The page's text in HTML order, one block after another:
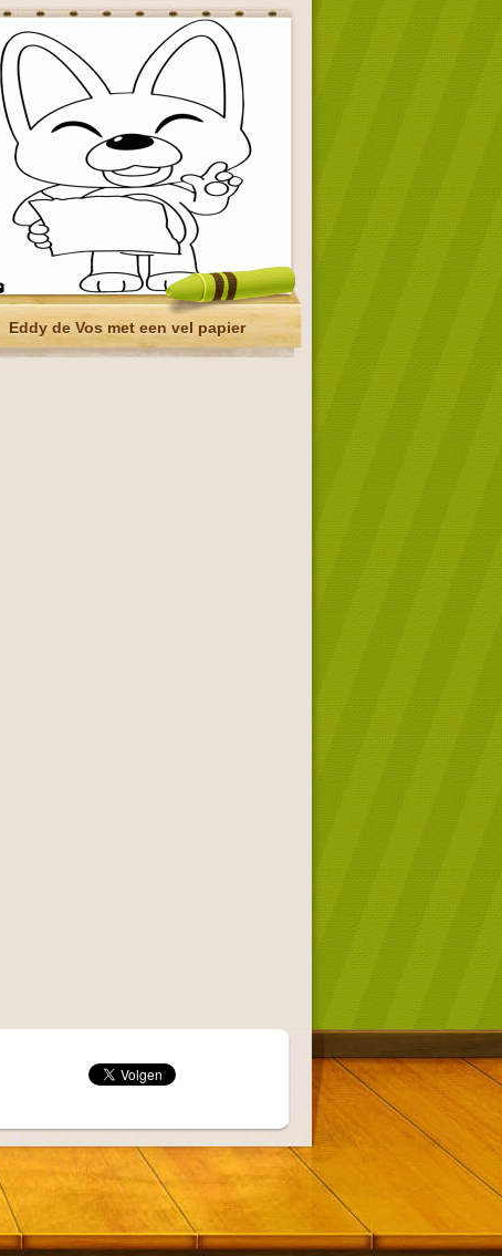
Eddy de Vos met een vel papier